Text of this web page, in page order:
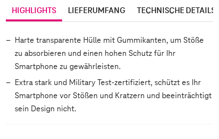
HIGHLIGHTS LIEFERUMFANG TECHNISCHE DETAILS
Harte transparente Hülle mit Gummikanten, um Stöße
zu absorbieren und einen hohen Schutz für Ihr
Smartphone zu gewährleisten.
Extra stark und Military Test-zertifiziert, schützt es Ihr
Smartphone vor Stößen und Kratzern und beeinträchtigt
sein Design nicht.